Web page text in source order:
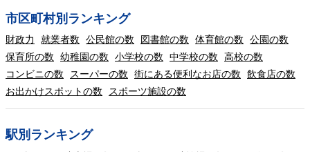
市区町村別ランキング
財政力 就業者数 公民館の数 図書館の数 体育館の数
公園の数
保育所の数
幼稚園の数 小学校の数 中学校の数
高校の数
コンビニの数
スーパーの数 街にある便利なお店の数
飲食店の数
お出かけスポットの数
スポーツ施設の数
駅別ランキング